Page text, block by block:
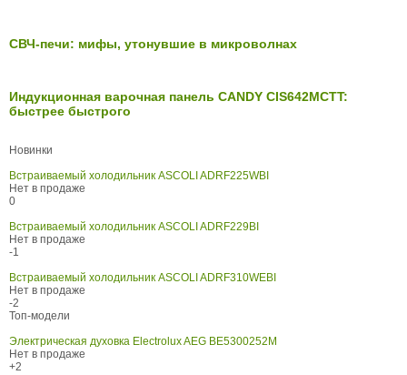
СВЧ-печи: мифы, утонувшие в микроволнах
Индукционная варочная панель CANDY CIS642MCTT:
быстрее быстрого
Новинки
Встраиваемый холодильник ASCOLI ADRF225WBI
Нет в продаже
0
Встраиваемый холодильник ASCOLI ADRF229BI
Нет в продаже
-1
Встраиваемый холодильник ASCOLI ADRF310WEBI
Нет в продаже
-2
Топ-модели
Электрическая духовка Electrolux AEG BE5300252M
Нет в продаже
+2